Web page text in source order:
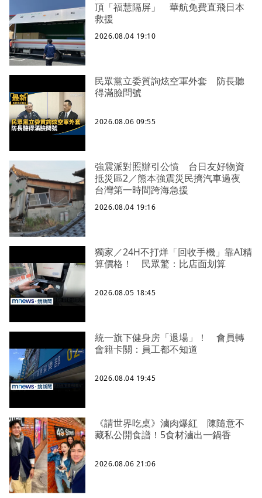
頂「福慧隔屏」 華航免費直飛日本
救援
2026.08.04 19:10
民眾黨立委質詢炫空軍外套 防長聽
得滿臉問號
2026.08.06 09:55
強震派對照辦引公憤 台日友好物資
抵災區2／熊本強震災民擠汽車過夜
台灣第一時間跨海急援
2026.08.04 19:16
獨家／24H不打烊「回收手機」靠AI精
算價格！ 民眾驚：比店面划算
2026.08.05 18:45
統一旗下健身房「退場」！ 會員轉
會籍卡關：員工都不知道
2026.08.04 19:45
《請世界吃桌》滷肉爆紅 陳隨意不
藏私公開食譜！5食材滷出一鍋香
2026.08.06 21:06